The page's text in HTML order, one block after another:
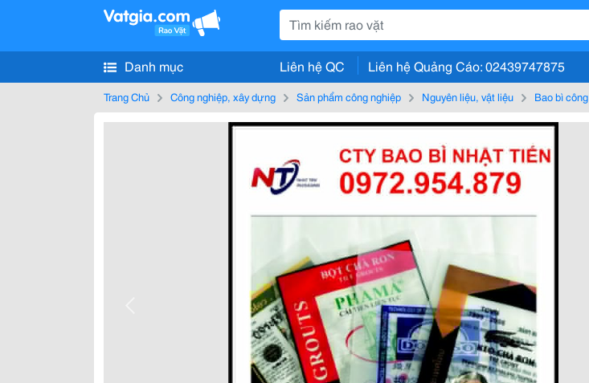
Danh mục Liên hệ QC Liên hệ Quảng Cáo: 02439747875
Trang Chủ Công nghiệp, xây dựng Sản phẩm công nghiệp Nguyên liệu, vật liệu Bao bì